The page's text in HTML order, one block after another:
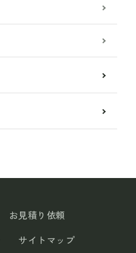
お見積り依頼
サイトマップ